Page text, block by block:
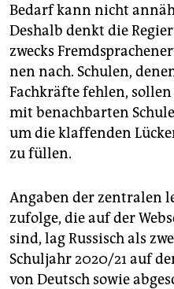
Bedarf kann nicht
Deshalb denkt die
zwecks
nen nach. Schulen,
Fachkräfte fehlen,
mit benachbarten
um die klaffenden
zu füllen.
Angaben der zentralen
zufolge, die auf der
sind, lag Russisch als
Schuljahr 2020/21 auf
von Deutsch sowie